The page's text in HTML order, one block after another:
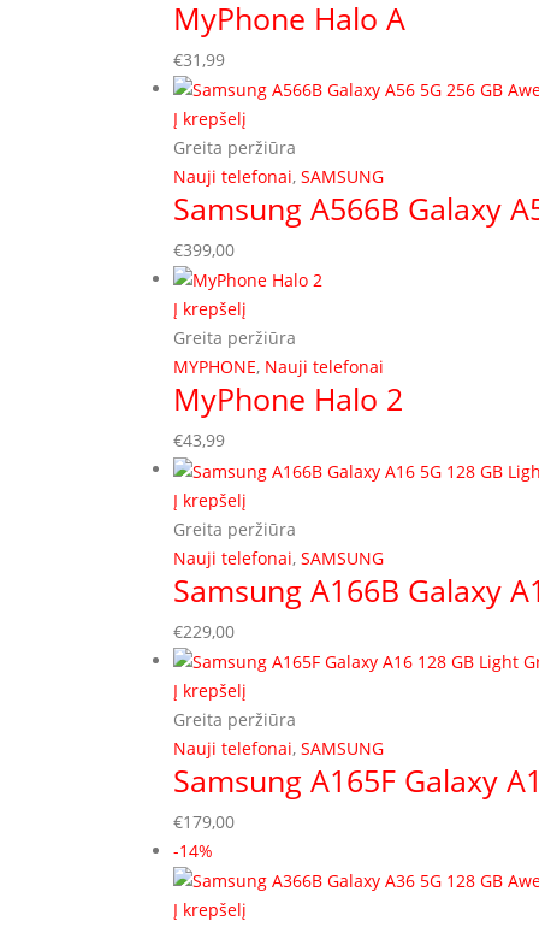
MyPhone Halo A
€31,99
Į krepšelį
Greita peržiūra
Nauji telefonai, SAMSUNG
Samsung A566B Galaxy
€399,00
Į krepšelį
Greita peržiūra
MYPHONE, Nauji telefonai
MyPhone Halo 2
€43,99
Į krepšelį
Greita peržiūra
Nauji telefonai, SAMSUNG
Samsung A166B Galaxy
€229,00
Į krepšelį
Greita peržiūra
Nauji telefonai, SAMSUNG
Samsung A165F Galaxy
€179,00
-14%
Į krepšelį